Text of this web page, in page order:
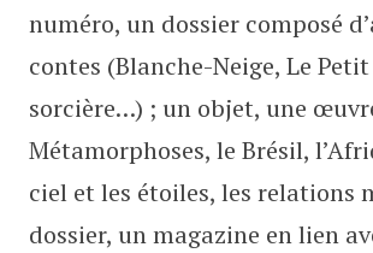
numéro, un dossier composé
contes (Blanche-Neige, Le
sorcière…) ; un objet, une
Métamorphoses, le Brésil,
ciel et les étoiles, les relations
dossier, un magazine en lien